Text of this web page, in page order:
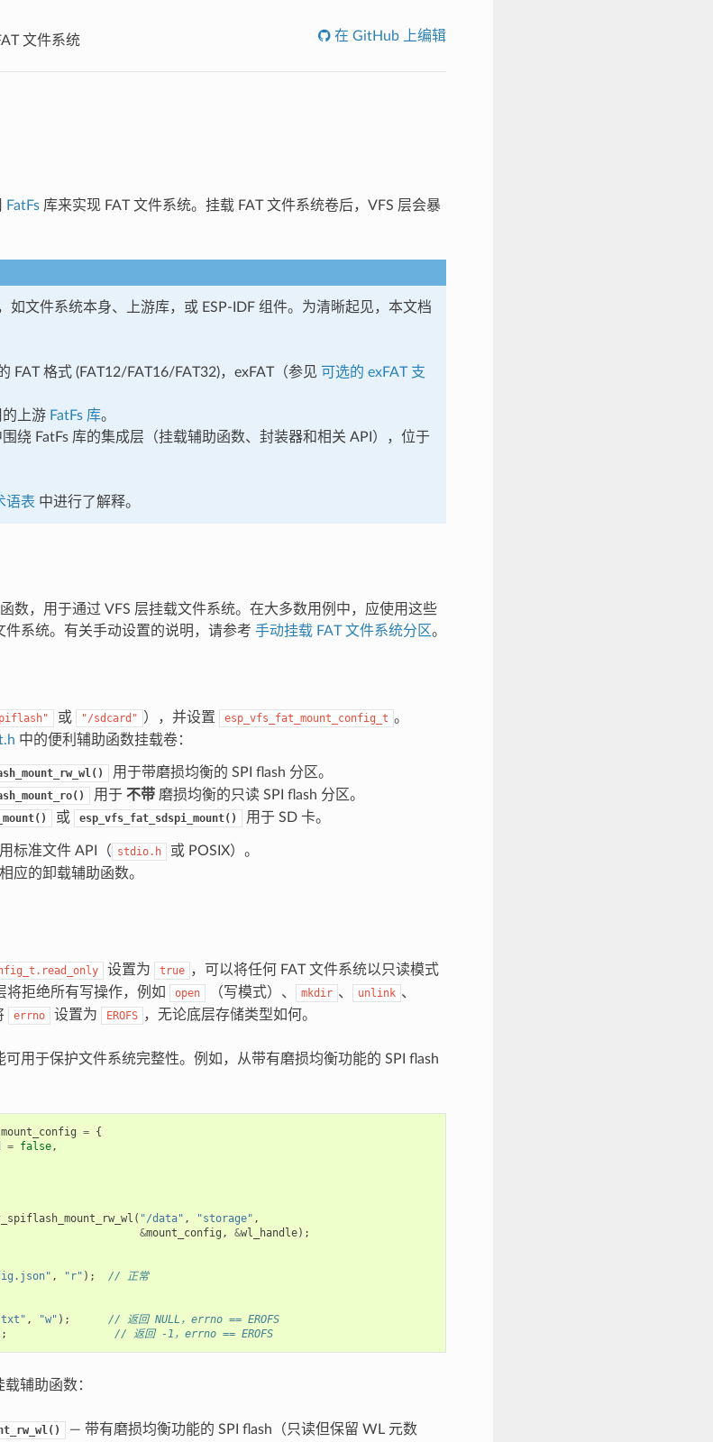
文件系统 在 GitHub 上编辑
FatFs库来实现 FAT 文件系统。挂载 FAT 文件系统卷后，VFS 层会暴
如文件系统本身、上游库，或 ESP-IDF 组件。为清晰起见，本文档
FAT 格式 (FAT12/FAT16/FAT32)，exFAT（参见 可选的 exFAT 支
的上游 FatFs 库。
围绕 FatFs 库的集成层（挂载辅助函数、封装器和相关 API），位于
语表 中进行了解释。
数，用于通过 VFS 层挂载文件系统。在大多数用例中，应使用这些
系统。有关手动设置的说明，请参考 手动挂载 FAT 文件系统分区。
或 "/sdcard" ），并设置 esp_vfs_fat_mount_config_t 。
中的便利辅助函数挂载卷：
用于带磨损均衡的 SPI flash 分区。
用于 不带磨损均衡的只读 SPI flash 分区。
或 esp_vfs_fat_sdspi_mount() 用于 SD 卡。
标准文件 API（ stdio.h
或 POSIX）。
应的卸载辅助函数。
设置为 true ，可以将任何 FAT 文件系统以只读模式
将拒绝所有写操作，例如
open （写模式）、 mkdir 、 unlink 、
errno 设置为 EROFS ，无论底层存储类型如何。
用于保护文件系统完整性。例如，从带有磨损均衡功能的 SPI flash
mount_config = {
= false,
( "/data" , "storage" ,
&mount_config , &wl_handle);
, "r" ); // 正常
, "w" );
// 返回 NULL，errno == EROFS
// 返回 -1，errno == EROFS
辅助函数：
— 带有磨损均衡功能的 SPI flash（只读但保留 WL 元数